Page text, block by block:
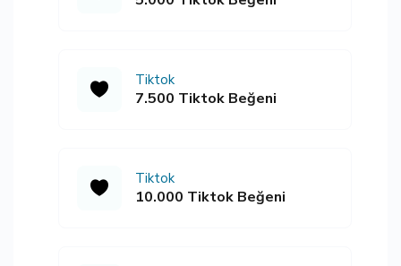
Tiktok
7.500 Tiktok Beğeni
Tiktok
10.000 Tiktok Beğeni